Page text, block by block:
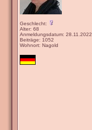
Geschlecht:
Alter: 68
Anmeldungsdatum: 28.11.2022
Beiträge: 1052
Wohnort: Nagold